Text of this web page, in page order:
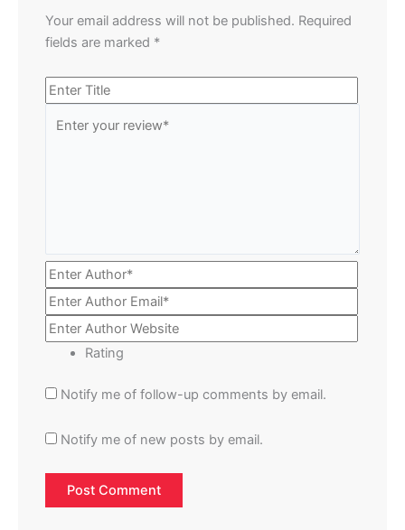
Your email address will not be published. Required
fields are marked *
Rating
Notify me of follow-up comments by email.
Notify me of new posts by email.